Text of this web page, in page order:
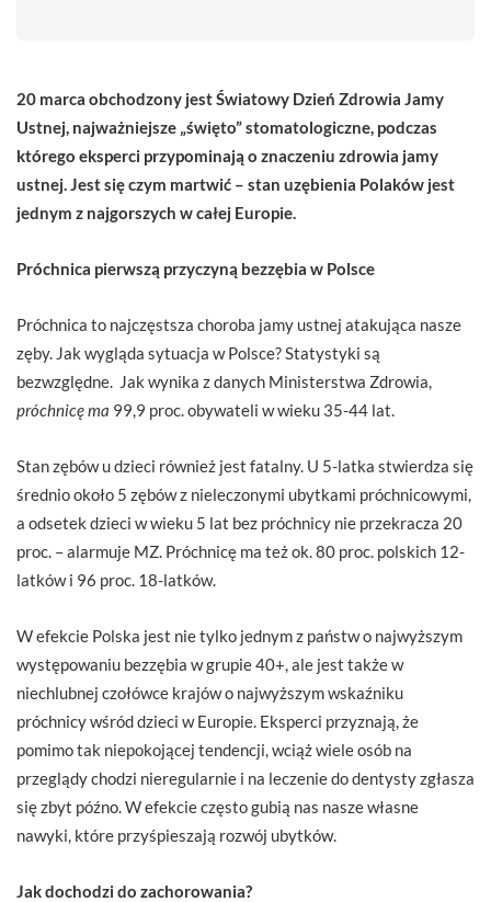
20 marca obchodzony jest Światowy Dzień Zdrowia Jamy
Ustnej, najważniejsze „święto” stomatologiczne, podczas
którego eksperci przypominają o znaczeniu zdrowia jamy
ustnej. Jest się czym martwić – stan uzębienia Polaków jest
jednym z najgorszych w całej Europie.
Próchnica pierwszą przyczyną bezzębia w Polsce
Próchnica to najczęstsza choroba jamy ustnej atakująca nasze
zęby. Jak wygląda sytuacja w Polsce? Statystyki są
bezwzględne. Jak wynika z danych Ministerstwa Zdrowia,
próchnicę ma 99,9 proc. obywateli w wieku 35-44 lat.
Stan zębów u dzieci również jest fatalny. U 5-latka stwierdza się
średnio około 5 zębów z nieleczonymi ubytkami próchnicowymi,
a odsetek dzieci w wieku 5 lat bez próchnicy nie przekracza 20
proc. – alarmuje MZ. Próchnicę ma też ok. 80 proc. polskich 12-
latków i 96 proc. 18-latków.
W efekcie Polska jest nie tylko jednym z państw o najwyższym
występowaniu bezzębia w grupie 40+, ale jest także w
niechlubnej czołówce krajów o najwyższym wskaźniku
próchnicy wśród dzieci w Europie. Eksperci przyznają, że
pomimo tak niepokojącej tendencji, wciąż wiele osób na
przeglądy chodzi nieregularnie i na leczenie do dentysty zgłasza
się zbyt późno. W efekcie często gubią nas nasze własne
nawyki, które przyśpieszają rozwój ubytków.
Jak dochodzi do zachorowania?